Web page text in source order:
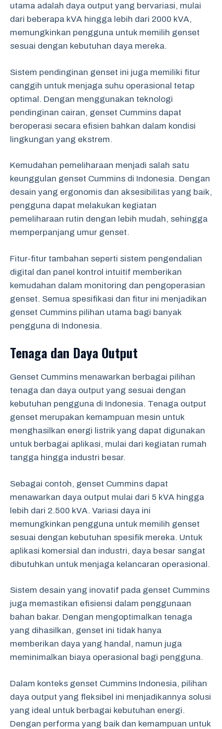
utama adalah daya output yang bervariasi, mulai
dari beberapa kVA hingga lebih dari 2000 kVA,
memungkinkan pengguna untuk memilih genset
sesuai dengan kebutuhan daya mereka.
Sistem pendinginan genset ini juga memiliki fitur
canggih untuk menjaga suhu operasional tetap
optimal. Dengan menggunakan teknologi
pendinginan cairan, genset Cummins dapat
beroperasi secara efisien bahkan dalam kondisi
lingkungan yang ekstrem.
Kemudahan pemeliharaan menjadi salah satu
keunggulan genset Cummins di Indonesia. Dengan
desain yang ergonomis dan aksesibilitas yang baik,
pengguna dapat melakukan kegiatan
pemeliharaan rutin dengan lebih mudah, sehingga
memperpanjang umur genset.
Fitur-fitur tambahan seperti sistem pengendalian
digital dan panel kontrol intuitif memberikan
kemudahan dalam monitoring dan pengoperasian
genset. Semua spesifikasi dan fitur ini menjadikan
genset Cummins pilihan utama bagi banyak
pengguna di Indonesia.
Tenaga dan Daya Output
Genset Cummins menawarkan berbagai pilihan
tenaga dan daya output yang sesuai dengan
kebutuhan pengguna di Indonesia. Tenaga output
genset merupakan kemampuan mesin untuk
menghasilkan energi listrik yang dapat digunakan
untuk berbagai aplikasi, mulai dari kegiatan rumah
tangga hingga industri besar.
Sebagai contoh, genset Cummins dapat
menawarkan daya output mulai dari 5 kVA hingga
lebih dari 2.500 kVA. Variasi daya ini
memungkinkan pengguna untuk memilih genset
sesuai dengan kebutuhan spesifik mereka. Untuk
aplikasi komersial dan industri, daya besar sangat
dibutuhkan untuk menjaga kelancaran operasional.
Sistem desain yang inovatif pada genset Cummins
juga memastikan efisiensi dalam penggunaan
bahan bakar. Dengan mengoptimalkan tenaga
yang dihasilkan, genset ini tidak hanya
memberikan daya yang handal, namun juga
meminimalkan biaya operasional bagi pengguna.
Dalam konteks genset Cummins Indonesia, pilihan
daya output yang fleksibel ini menjadikannya solusi
yang ideal untuk berbagai kebutuhan energi.
Dengan performa yang baik dan kemampuan untuk